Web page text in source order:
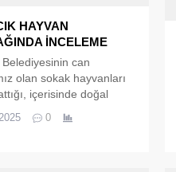
HAYVAN
İNCELEME
Belediyesinin can
olan sokak hayvanları
içerisinde doğal
ara tedavi ünitesi ve
bulunacağı “Sokak
0